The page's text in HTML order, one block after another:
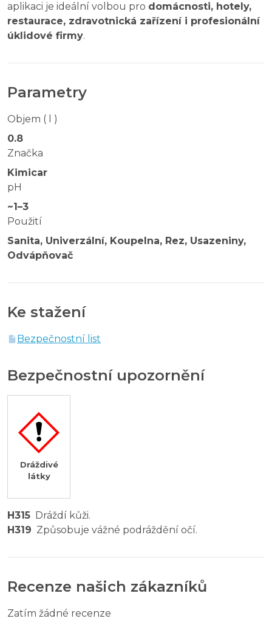
aplikaci je ideální volbou pro domácnosti, hotely,
restaurace, zdravotnická zařízení i profesionální
úklidové firmy.
Parametry
Objem ( l )
0.8
Značka
Kimicar
pH
~1–3
Použití
Sanita, Univerzální, Koupelna, Rez, Usazeniny,
Odvápňovač
Ke stažení
Bezpečnostní list
Bezpečnostní upozornění
Dráždivé
látky
H315 Dráždí kůži.
H319 Způsobuje vážné podráždění očí.
Recenze našich zákazníků
Zatím žádné recenze